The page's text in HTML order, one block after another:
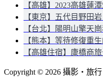
【高雄】2023高雄蓮
【東京】五代目野田
【台北】陽明山擎天
【熊本】等待修復重
【高雄住宿】康橋商
Copyright © 2026 攝影‧旅